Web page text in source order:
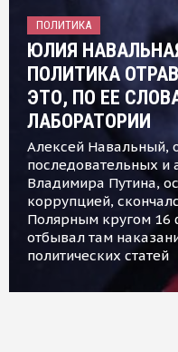
ПОЛИТИКА
ЮЛИЯ
ПОЛИТИКА
ЭТО, ПО ЕЕ
ЛАБОРАТОРИИ
Алексей Навальный,
последовательных и
Владимира Путина,
коррупцией,
Полярным кругом 16
отбывал там
политических статей